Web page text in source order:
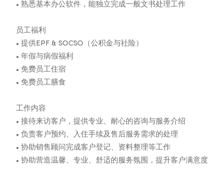
• 熟悉基本办公软件，能独立完成一般文书处理工作
员工福利
• 提供EPF & SOCSO（公积金与社险）
• 年假与病假福利
• 免费员工住宿
• 免费员工膳食
工作内容
• 接待来访客户，提供专业、耐心的咨询与服务介绍
• 负责客户预约、入住手续及售后服务需求的处理
• 协助销售顾问完成客户登记、资料整理等工作
• 协助营造温馨、专业、舒适的服务氛围，提升客户满意度